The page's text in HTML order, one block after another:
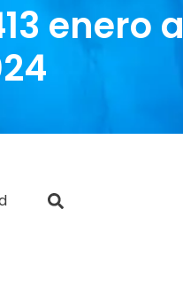
enero a